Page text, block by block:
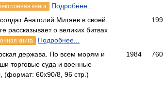
книга Подробнее...
Анатолий Митяев в своей
рассказывает о великих битвах
книга Подробнее...
199
держава. По всем морям и
торговые суда и военные
60x90/8, 96 стр.)
1984 760